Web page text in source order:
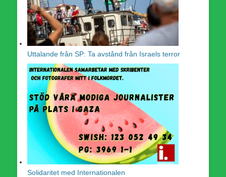
Uttalande från SP: Ta avstånd från Israels terror
Solidaritet med Internationalen